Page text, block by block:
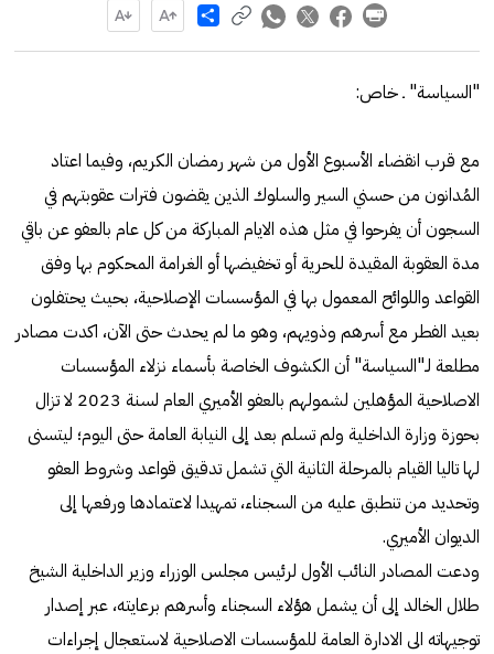
Share
"السياسة" ـ خاص:
مع قرب انقضاء الأسبوع الأول من شهر رمضان الكريم، وفيما اعتاد
المُدانون من حسني السير والسلوك الذين يقضون فترات عقوبتهم في
السجون أن يفرحوا في مثل هذه الايام المباركة من كل عام بالعفو عن باقي
مدة العقوبة المقيدة للحرية أو تخفيضها أو الغرامة المحكوم بها وفق
القواعد واللوائح المعمول بها في المؤسسات الإصلاحية، بحيث يحتفلون
بعيد الفطر مع أسرهم وذويهم، وهو ما لم يحدث حتى الآن، اكدت مصادر
مطلعة لـ"السياسة" أن الكشوف الخاصة بأسماء نزلاء المؤسسات
الاصلاحية المؤهلين لشمولهم بالعفو الأميري العام لسنة 2023 لا تزال
بحوزة وزارة الداخلية ولم تسلم بعد إلى النيابة العامة حتى اليوم؛ ليتسنى
لها تاليا القيام بالمرحلة الثانية التي تشمل تدقيق قواعد وشروط العفو
وتحديد من تنطبق عليه من السجناء، تمهيدا لاعتمادها ورفعها إلى
الديوان الأميري.
ودعت المصادر النائب الأول لرئيس مجلس الوزراء وزير الداخلية الشيخ
طلال الخالد إلى أن يشمل هؤلاء السجناء وأسرهم برعايته، عبر إصدار
توجيهاته الى الادارة العامة للمؤسسات الاصلاحية لاستعجال إجراءات